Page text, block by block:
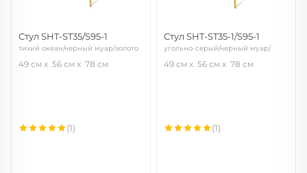
Стул SHT-ST35/S95-1
тихий океан/черный муар/золото
49 см 56 см 78 см
(1)
Стул SHT-ST35-1/S95-1
угольно-серый/черный муар/
49 см 56 см 78 см
(1)